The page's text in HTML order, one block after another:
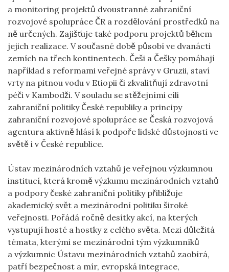
a monitoring projektů dvoustranné zahraniční
rozvojové spolupráce ČR a rozdělování prostředků na
ně určených. Zajišťuje také podporu projektů během
jejich realizace. V současné době působí ve dvanácti
zemích na třech kontinentech. Češi a Češky pomáhají
například s reformami veřejné správy v Gruzii, staví
vrty na pitnou vodu v Etiopii či zkvalitňují zdravotní
péči v Kambodži. V souladu se stěžejními cíli
zahraniční politiky České republiky a principy
zahraniční rozvojové spolupráce se Česká rozvojová
agentura aktivně hlásí k podpoře lidské důstojnosti ve
světě i v České republice.
Ústav mezinárodních vztahů je veřejnou výzkumnou
institucí, která kromě výzkumu mezinárodních vztahů
a podpory české zahraniční politiky přibližuje
akademický svět a mezinárodní politiku široké
veřejnosti. Pořádá ročně desítky akcí, na kterých
vystupují hosté a hostky z celého světa. Mezi důležitá
témata, kterými se mezinárodní tým výzkumníků
a výzkumnic Ústavu mezinárodních vztahů zaobírá,
patří bezpečnost a mír, evropská integrace,